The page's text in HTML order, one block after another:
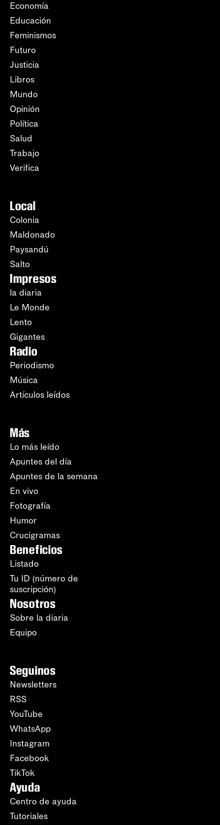
Economía
Educación
Feminismos
Futuro
Justicia
Libros
Mundo
Opinión
Política
Salud
Trabajo
Verifica
Local
Colonia
Maldonado
Paysandú
Salto
Impresos
la diaria
Le Monde
Lento
Gigantes
Radio
Periodismo
Música
Artículos leídos
Más
Lo más leído
Apuntes del día
Apuntes de la semana
En vivo
Fotografía
Humor
Crucigramas
Beneficios
Listado
Tu ID (número de
suscripción)
Nosotros
Sobre la diaria
Equipo
Seguinos
Newsletters
RSS
YouTube
WhatsApp
Instagram
Facebook
TikTok
Ayuda
Centro de ayuda
Tutoriales